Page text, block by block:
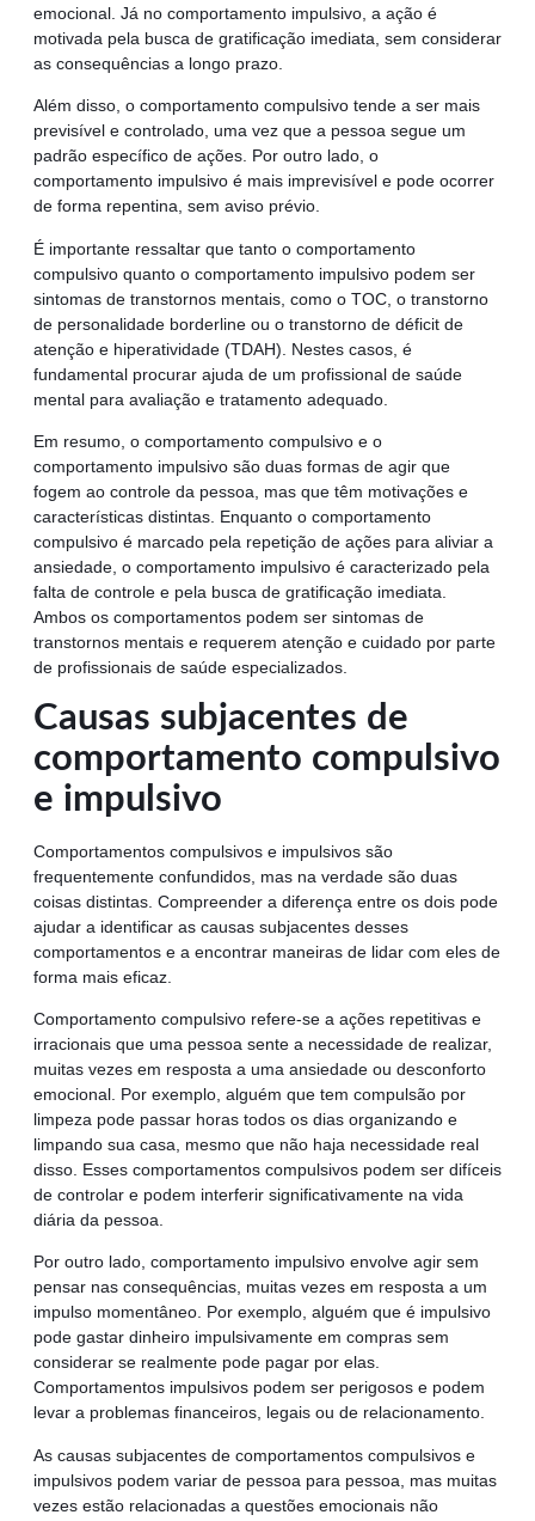
emocional. Já no comportamento impulsivo, a ação é
motivada pela busca de gratificação imediata, sem considerar
as consequências a longo prazo.
Além disso, o comportamento compulsivo tende a ser mais
previsível e controlado, uma vez que a pessoa segue um
padrão específico de ações. Por outro lado, o
comportamento impulsivo é mais imprevisível e pode ocorrer
de forma repentina, sem aviso prévio.
É importante ressaltar que tanto o comportamento
compulsivo quanto o comportamento impulsivo podem ser
sintomas de transtornos mentais, como o TOC, o transtorno
de personalidade borderline ou o transtorno de déficit de
atenção e hiperatividade (TDAH). Nestes casos, é
fundamental procurar ajuda de um profissional de saúde
mental para avaliação e tratamento adequado.
Em resumo, o comportamento compulsivo e o
comportamento impulsivo são duas formas de agir que
fogem ao controle da pessoa, mas que têm motivações e
características distintas. Enquanto o comportamento
compulsivo é marcado pela repetição de ações para aliviar a
ansiedade, o comportamento impulsivo é caracterizado pela
falta de controle e pela busca de gratificação imediata.
Ambos os comportamentos podem ser sintomas de
transtornos mentais e requerem atenção e cuidado por parte
de profissionais de saúde especializados.
Causas subjacentes de
comportamento compulsivo
e impulsivo
Comportamentos compulsivos e impulsivos são
frequentemente confundidos, mas na verdade são duas
coisas distintas. Compreender a diferença entre os dois pode
ajudar a identificar as causas subjacentes desses
comportamentos e a encontrar maneiras de lidar com eles de
forma mais eficaz.
Comportamento compulsivo refere-se a ações repetitivas e
irracionais que uma pessoa sente a necessidade de realizar,
muitas vezes em resposta a uma ansiedade ou desconforto
emocional. Por exemplo, alguém que tem compulsão por
limpeza pode passar horas todos os dias organizando e
limpando sua casa, mesmo que não haja necessidade real
disso. Esses comportamentos compulsivos podem ser difíceis
de controlar e podem interferir significativamente na vida
diária da pessoa.
Por outro lado, comportamento impulsivo envolve agir sem
pensar nas consequências, muitas vezes em resposta a um
impulso momentâneo. Por exemplo, alguém que é impulsivo
pode gastar dinheiro impulsivamente em compras sem
considerar se realmente pode pagar por elas.
Comportamentos impulsivos podem ser perigosos e podem
levar a problemas financeiros, legais ou de relacionamento.
As causas subjacentes de comportamentos compulsivos e
impulsivos podem variar de pessoa para pessoa, mas muitas
vezes estão relacionadas a questões emocionais não